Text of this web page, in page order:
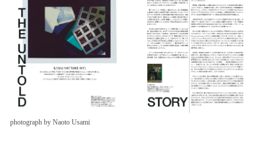
photograph by Naoto Usami